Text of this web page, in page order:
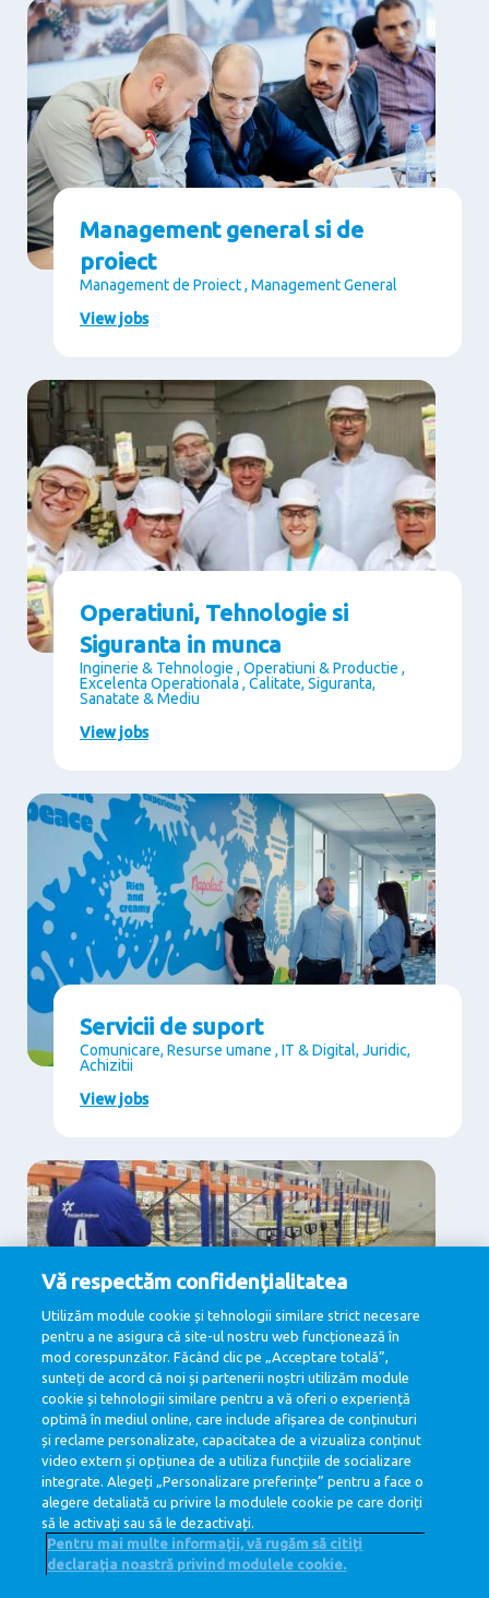
Management general si de
proiect
Management de Proiect , Management General
View jobs
Operatiuni, Tehnologie si
Siguranta in munca
Inginerie & Tehnologie , Operatiuni & Productie ,
Excelenta Operationala , Calitate, Siguranta,
Sanatate & Mediu
View jobs
Servicii de suport
Comunicare, Resurse umane , IT & Digital, Juridic,
Achizitii
View jobs
Supply Chain & Logistica
Supply Chain & Logistica
View jobs
Vă respectăm confidențialitatea
Utilizăm module cookie și tehnologii similare strict necesare
pentru a ne asigura că site-ul nostru web funcționează în
mod corespunzător. Făcând clic pe „Acceptare totală”,
sunteți de acord că noi și partenerii noștri utilizăm module
cookie și tehnologii similare pentru a vă oferi o experiență
optimă în mediul online, care include afișarea de conținuturi
și reclame personalizate, capacitatea de a vizualiza conținut
video extern și opțiunea de a utiliza funcțiile de socializare
integrate. Alegeți „Personalizare preferințe” pentru a face o
alegere detaliată cu privire la modulele cookie pe care doriți
să le activați sau să le dezactivați.
Pentru mai multe informații, vă rugăm să citiți
declarația noastră privind modulele cookie.